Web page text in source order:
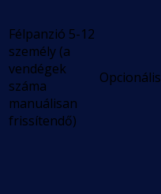
Félpanzió 5-12
személy (a
vendégek
száma
manuálisan
frissítendő)
Opcionális